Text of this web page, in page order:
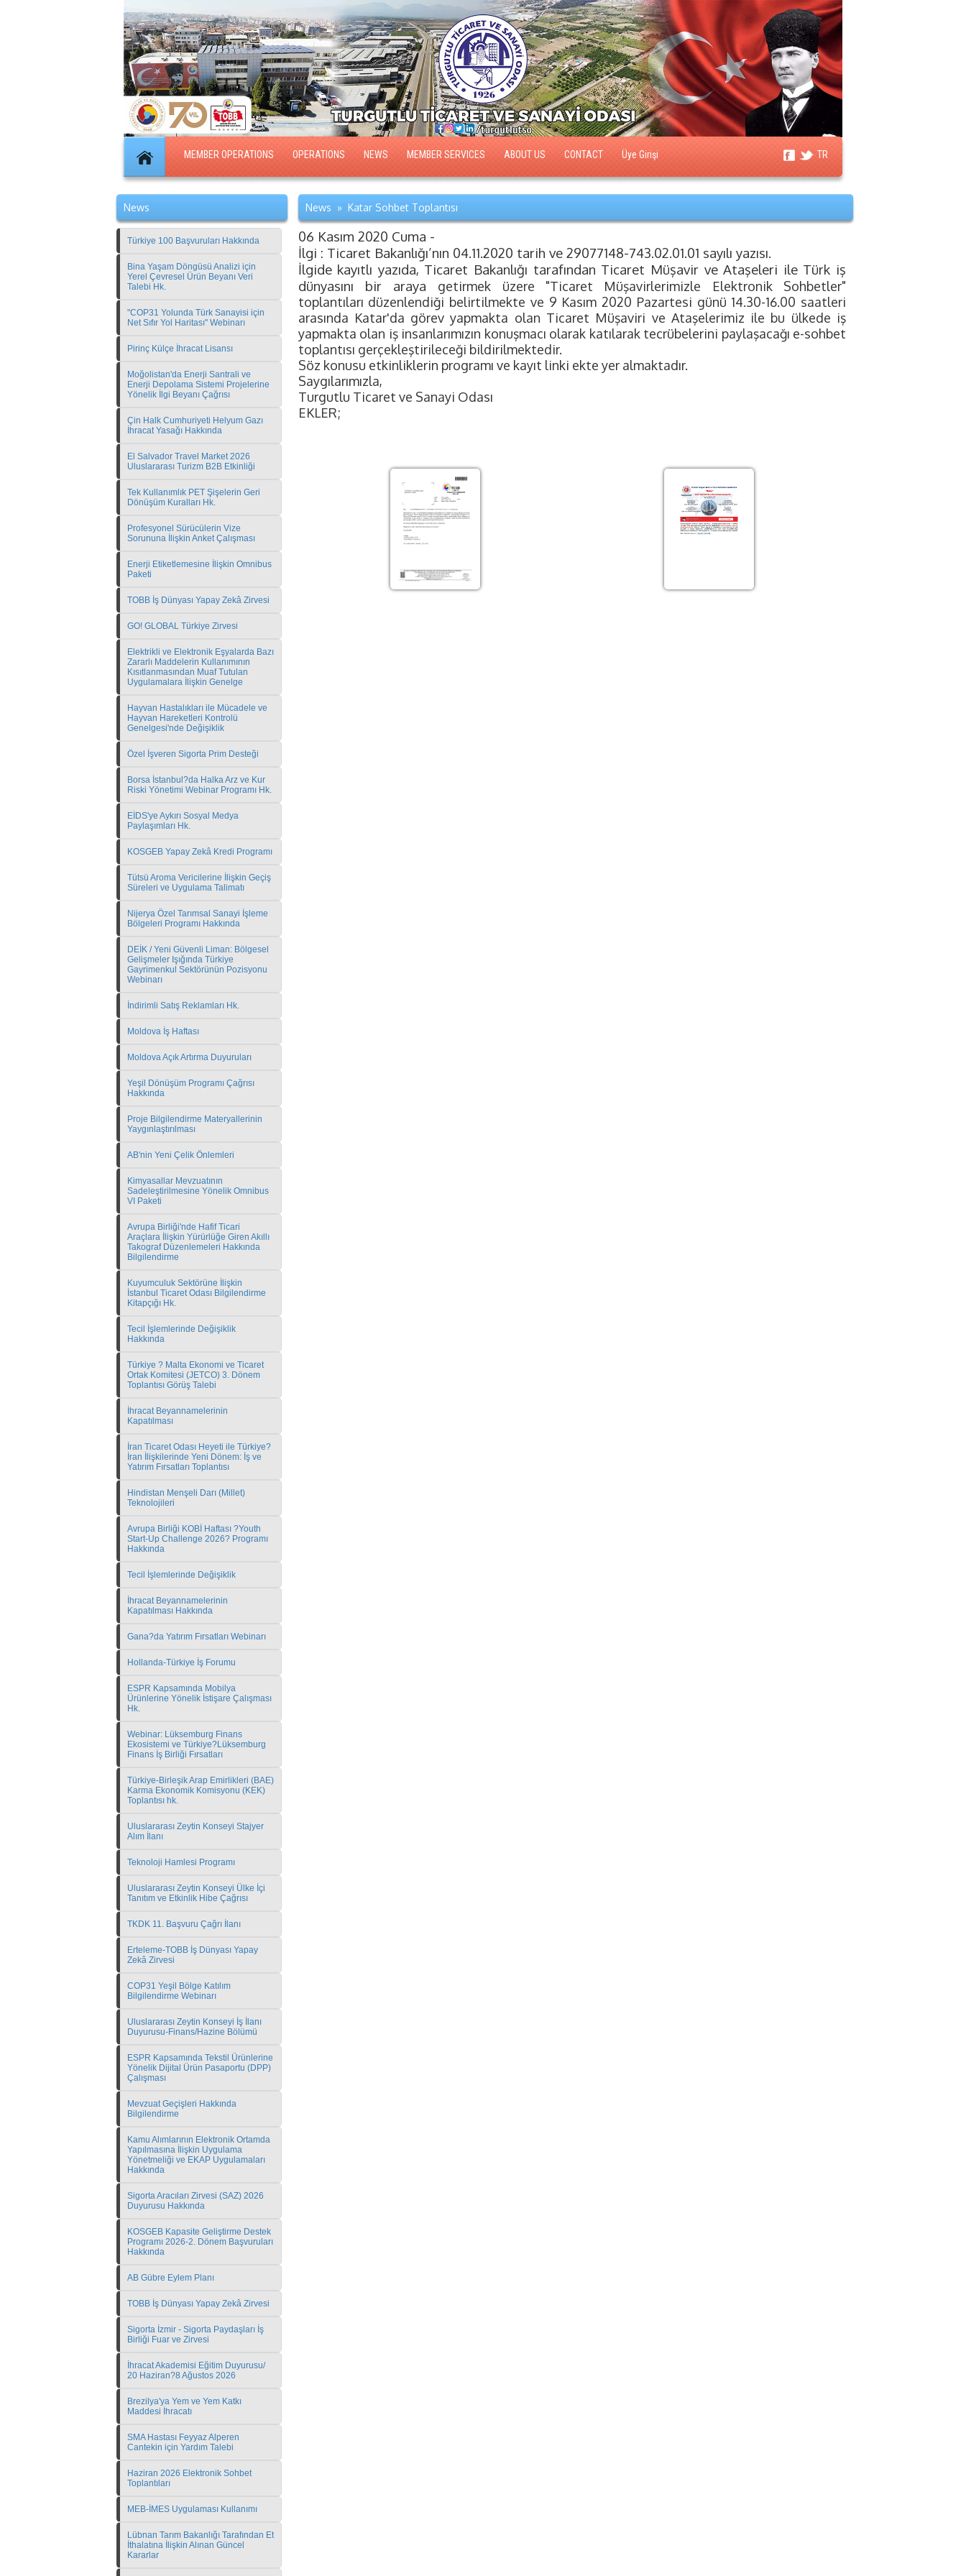
MEMBER OPERATIONS OPERATIONS NEWS MEMBER SERVICES ABOUT US CONTACT Üye Girişi TR
News
Türkiye 100 Başvuruları Hakkında
Bina Yaşam Döngüsü Analizi için
Yerel Çevresel Ürün Beyanı Veri
Talebi Hk.
"COP31 Yolunda Türk Sanayisi için
Net Sıfır Yol Haritası" Webinarı
Pirinç Külçe İhracat Lisansı
Moğolistan'da Enerji Santrali ve
Enerji Depolama Sistemi Projelerine
Yönelik İlgi Beyanı Çağrısı
Çin Halk Cumhuriyeti Helyum Gazı
İhracat Yasağı Hakkında
El Salvador Travel Market 2026
Uluslararası Turizm B2B Etkinliği
Tek Kullanımlık PET Şişelerin Geri
Dönüşüm Kuralları Hk.
Profesyonel Sürücülerin Vize
Sorununa İlişkin Anket Çalışması
Enerji Etiketlemesine İlişkin Omnibus
Paketi
TOBB İş Dünyası Yapay Zekâ Zirvesi
GO! GLOBAL Türkiye Zirvesi
Elektrikli ve Elektronik Eşyalarda Bazı
Zararlı Maddelerin Kullanımının
Kısıtlanmasından Muaf Tutulan
Uygulamalara İlişkin Genelge
Hayvan Hastalıkları ile Mücadele ve
Hayvan Hareketleri Kontrolü
Genelgesi'nde Değişiklik
Özel İşveren Sigorta Prim Desteği
Borsa İstanbul?da Halka Arz ve Kur
Riski Yönetimi Webinar Programı Hk.
EİDS'ye Aykırı Sosyal Medya
Paylaşımları Hk.
KOSGEB Yapay Zekâ Kredi Programı
Tütsü Aroma Vericilerine İlişkin Geçiş
Süreleri ve Uygulama Talimatı
Nijerya Özel Tarımsal Sanayi İşleme
Bölgeleri Programı Hakkında
DEİK / Yeni Güvenli Liman: Bölgesel
Gelişmeler Işığında Türkiye
Gayrimenkul Sektörünün Pozisyonu
Webinarı
İndirimli Satış Reklamları Hk.
Moldova İş Haftası
Moldova Açık Artırma Duyuruları
Yeşil Dönüşüm Programı Çağrısı
Hakkında
Proje Bilgilendirme Materyallerinin
Yaygınlaştırılması
AB'nin Yeni Çelik Önlemleri
Kimyasallar Mevzuatının
Sadeleştirilmesine Yönelik Omnibus
VI Paketi
Avrupa Birliği'nde Hafif Ticari
Araçlara İlişkin Yürürlüğe Giren Akıllı
Takograf Düzenlemeleri Hakkında
Bilgilendirme
Kuyumculuk Sektörüne İlişkin
İstanbul Ticaret Odası Bilgilendirme
Kitapçığı Hk.
Tecil İşlemlerinde Değişiklik
Hakkında
Türkiye ? Malta Ekonomi ve Ticaret
Ortak Komitesi (JETCO) 3. Dönem
Toplantısı Görüş Talebi
İhracat Beyannamelerinin
Kapatılması
İran Ticaret Odası Heyeti ile Türkiye?
İran İlişkilerinde Yeni Dönem: İş ve
Yatırım Fırsatları Toplantısı
Hindistan Menşeli Darı (Millet)
Teknolojileri
Avrupa Birliği KOBİ Haftası ?Youth
Start-Up Challenge 2026? Programı
Hakkında
Tecil İşlemlerinde Değişiklik
İhracat Beyannamelerinin
Kapatılması Hakkında
Gana?da Yatırım Fırsatları Webinarı
Hollanda-Türkiye İş Forumu
ESPR Kapsamında Mobilya
Ürünlerine Yönelik İstişare Çalışması
Hk.
Webinar: Lüksemburg Finans
Ekosistemi ve Türkiye?Lüksemburg
Finans İş Birliği Fırsatları
Türkiye-Birleşik Arap Emirlikleri (BAE)
Karma Ekonomik Komisyonu (KEK)
Toplantısı hk.
Uluslararası Zeytin Konseyi Stajyer
Alım İlanı
Teknoloji Hamlesi Programı
Uluslararası Zeytin Konseyi Ülke İçi
Tanıtım ve Etkinlik Hibe Çağrısı
TKDK 11. Başvuru Çağrı İlanı
Erteleme-TOBB İş Dünyası Yapay
Zekâ Zirvesi
COP31 Yeşil Bölge Katılım
Bilgilendirme Webinarı
Uluslararası Zeytin Konseyi İş İlanı
Duyurusu-Finans/Hazine Bölümü
ESPR Kapsamında Tekstil Ürünlerine
Yönelik Dijital Ürün Pasaportu (DPP)
Çalışması
Mevzuat Geçişleri Hakkında
Bilgilendirme
Kamu Alımlarının Elektronik Ortamda
Yapılmasına İlişkin Uygulama
Yönetmeliği ve EKAP Uygulamaları
Hakkında
Sigorta Aracıları Zirvesi (SAZ) 2026
Duyurusu Hakkında
KOSGEB Kapasite Geliştirme Destek
Programı 2026-2. Dönem Başvuruları
Hakkında
AB Gübre Eylem Planı
TOBB İş Dünyası Yapay Zekâ Zirvesi
Sigorta İzmir - Sigorta Paydaşları İş
Birliği Fuar ve Zirvesi
İhracat Akademisi Eğitim Duyurusu/
20 Haziran?8 Ağustos 2026
Brezilya'ya Yem ve Yem Katkı
Maddesi İhracatı
SMA Hastası Feyyaz Alperen
Cantekin için Yardım Talebi
Haziran 2026 Elektronik Sohbet
Toplantıları
MEB-İMES Uygulaması Kullanımı
Lübnan Tarım Bakanlığı Tarafından Et
İthalatına İlişkin Alınan Güncel
Kararlar
News » Katar Sohbet Toplantısı
06 Kasım 2020 Cuma -
İlgi : Ticaret Bakanlığı’nın 04.11.2020 tarih ve 29077148-743.02.01.01 sayılı yazısı.
İlgide kayıtlı yazıda, Ticaret Bakanlığı tarafından Ticaret Müşavir ve Ataşeleri ile Türk iş
dünyasını bir araya getirmek üzere "Ticaret Müşavirlerimizle Elektronik Sohbetler"
toplantıları düzenlendiği belirtilmekte ve 9 Kasım 2020 Pazartesi günü 14.30-16.00 saatleri
arasında Katar'da görev yapmakta olan Ticaret Müşaviri ve Ataşelerimiz ile bu ülkede iş
yapmakta olan iş insanlarımızın konuşmacı olarak katılarak tecrübelerini paylaşacağı e-sohbet
toplantısı gerçekleştirileceği bildirilmektedir.
Söz konusu etkinliklerin programı ve kayıt linki ekte yer almaktadır.
Saygılarımızla,
Turgutlu Ticaret ve Sanayi Odası
EKLER;